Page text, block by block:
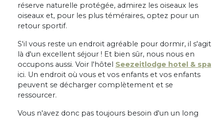
réserve naturelle protégée, admirez les oiseaux les
oiseaux et, pour les plus téméraires, optez pour un
retour sportif.
S'il vous reste un endroit agréable pour dormir, il s'agit
là d'un excellent séjour ! Et bien sûr, nous nous en
occupons aussi. Voir l'hôtel Seezeitlodge hotel & spa
ici. Un endroit où vous et vos enfants et vos enfants
peuvent se décharger complètement et se
ressourcer.
Vous n'avez donc pas toujours besoin d'un un long